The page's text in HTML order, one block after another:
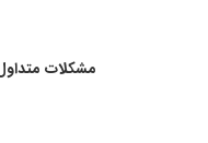
مشکلات